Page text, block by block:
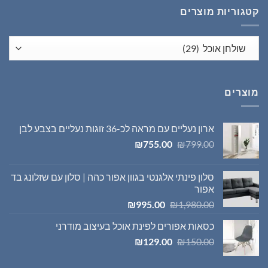
קטגוריות מוצרים
מוצרים
ארון נעליים עם מראה לכ-36 זוגות נעליים בצבע לבן
₪799.00
המחיר
₪799.00.
₪755.00
המחיר
₪755.00.
סלון פינתי אלגנטי בגוון אפור כהה | סלון עם שזלונג בד
אפור
₪1,980.00
המחיר
היה:
₪1,980.00.
₪995.00
המחיר
הוא:
כסאות אפורים לפינת אוכל בעיצוב מודרני
₪150.00
המחיר ₪129.00
המחיר